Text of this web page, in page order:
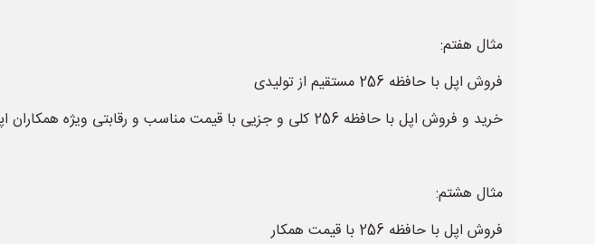
مثال هفتم:
فروش اپل با حافظه 256 مستقیم از تولیدی
خرید و فروش اپل با حافظه 256 کلی و جزیی با قیمت مناسب و رقابتی ویژه همکاران اپل با حافظه 256 با قیمت همکار. تلفن ....
مثال هشتم:
فروش اپل با حافظه 256 با قیمت همکار